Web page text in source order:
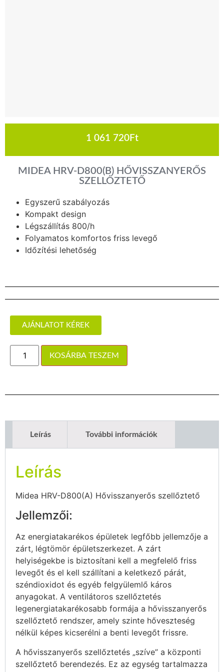
1 061 720Ft
MIDEA HRV-D800(B) HŐVISSZANYERŐS
SZELLŐZTETŐ
Egyszerű szabályozás
Kompakt design
Légszállítás 800/h
Folyamatos komfortos friss levegő
Időzítési lehetőség
AJÁNLATOT KÉREK
KOSÁRBA TESZEM
Leírás További információk
Leírás
Midea HRV-D800(A) Hővisszanyerős szellőztető
Jellemzői:
Az energiatakarékos épületek legfőbb jellemzője a
zárt, légtömör épületszerkezet. A zárt
helyiségekbe is biztosítani kell a megfelelő friss
levegőt és el kell szállítani a keletkező párát,
széndioxidot és egyéb felgyülemlő káros
anyagokat. A ventilátoros szellőztetés
legenergiatakarékosabb formája a hővisszanyerős
szellőztető rendszer, amely szinte hőveszteség
nélkül képes kicserélni a benti levegőt frissre.
A hővisszanyerős szellőztetés „szíve” a központi
szellőztető berendezés. Ez az egység tartalmazza